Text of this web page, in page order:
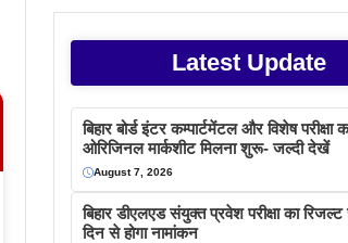
Latest Update
बिहार बोर्ड इंटर कम्पार्टमेंटल और विशेष परीक्षा
ओरिजिनल मार्कशीट मिलना शुरू- जल्दी देखें
August 7, 2026
बिहार डीएलएड संयुक्त प्रवेश परीक्षा का
दिन से होगा नामांकन